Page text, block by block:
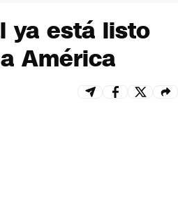
ya está listo
América